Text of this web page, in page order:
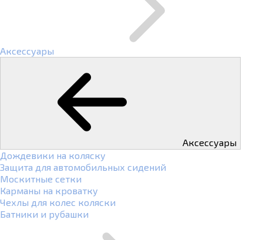
Аксессуары
Аксессуары
Дождевики на коляску
Защита для автомобильных сидений
Москитные сетки
Карманы на кроватку
Чехлы для колес коляски
Батники и рубашки